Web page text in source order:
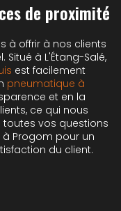
de proximité
à offrir à nos clients
Situé à L'Étang-Salé,
est facilement
pneumatique à
et en la
ce qui nous
vos questions
Progom pour un
du client.